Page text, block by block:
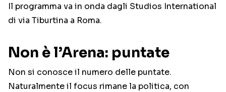
Il programma va in onda dagli Studios International
di via Tiburtina a Roma.
Non è l’Arena: puntate
Non si conosce il numero delle puntate.
Naturalmente il focus rimane la politica, con